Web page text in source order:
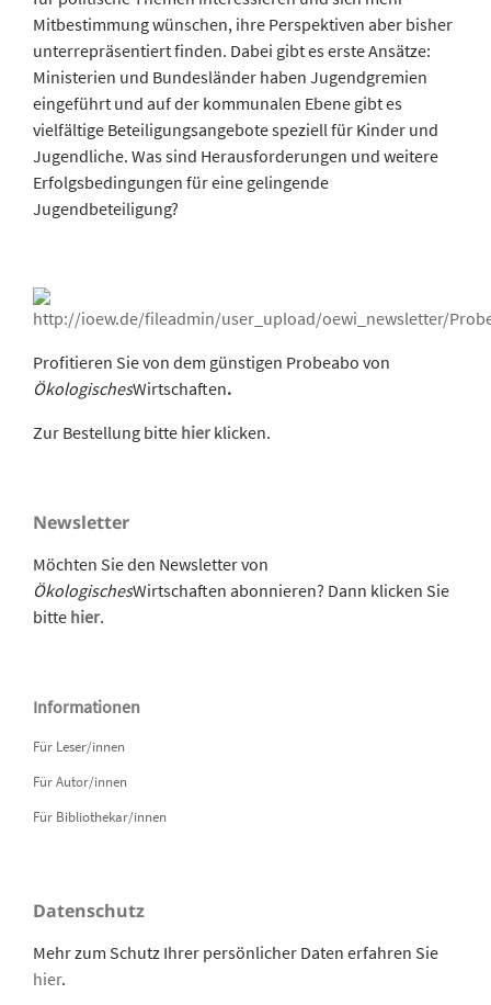
Mitbestimmung wünschen, ihre Perspektiven aber bisher
unterrepräsentiert finden. Dabei gibt es erste Ansätze:
Ministerien und Bundesländer haben Jugendgremien
eingeführt und auf der kommunalen Ebene gibt es
vielfältige Beteiligungsangebote speziell für Kinder und
Jugendliche. Was sind Herausforderungen und weitere
Erfolgsbedingungen für eine gelingende
Jugendbeteiligung?
Profitieren Sie von dem günstigen Probeabo von
ÖkologischesWirtschaften.
Zur Bestellung bitte hier klicken.
Newsletter
Möchten Sie den Newsletter von
ÖkologischesWirtschaften abonnieren? Dann klicken Sie
bitte hier.
Informationen
Für Leser/innen
Für Autor/innen
Für Bibliothekar/innen
Datenschutz
Mehr zum Schutz Ihrer persönlicher Daten erfahren Sie
hier.